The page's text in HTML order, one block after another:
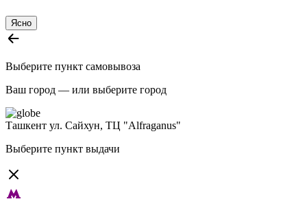
Ясно
Выберите пункт самовывоза
Ваш город — или выберите город
Ташкент ул. Сайхун, ТЦ "Alfraganus"
Выберите пункт выдачи